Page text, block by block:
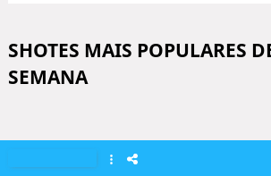
SHOTES MAIS POPULARES
SEMANA